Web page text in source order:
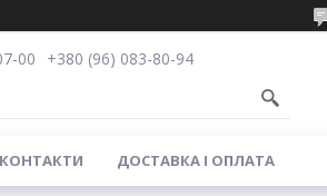
00
+380 (96) 083-80-94
КОНТАКТИ ДОСТАВКА І ОПЛАТА